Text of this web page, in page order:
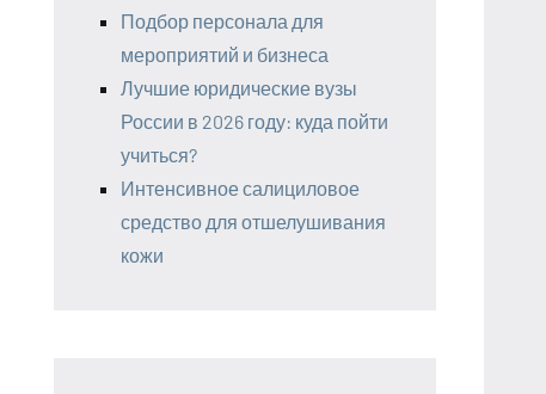
Подбор персонала для
мероприятий и бизнеса
Лучшие юридические вузы
России в 2026 году: куда пойти
учиться?
Интенсивное салициловое
средство для отшелушивания
кожи